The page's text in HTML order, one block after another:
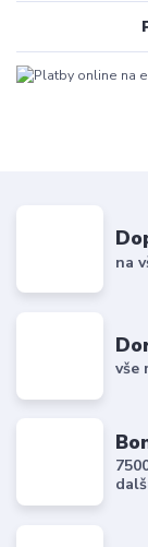
na
vše